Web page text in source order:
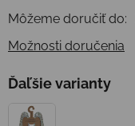
Môžeme doručiť do:
Možnosti doručenia
Ďaľšie varianty